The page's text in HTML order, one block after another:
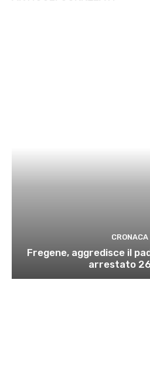
CRONACA
Fregene, aggredisce il
arrestato